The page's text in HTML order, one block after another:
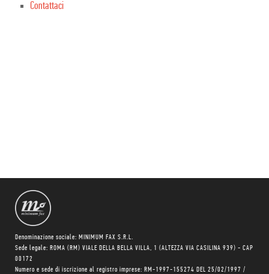
Contattaci
Denominazione sociale: MINIMUM FAX S.R.L.
Sede legale: ROMA (RM) VIALE DELLA BELLA VILLA, 1 (ALTEZZA VIA CASILINA 939) - CAP
00172
Numero e sede di iscrizione al registro imprese: RM-1997-155274 DEL 25/02/1997 /